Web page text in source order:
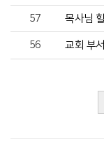
57 목사님
56 교회 부